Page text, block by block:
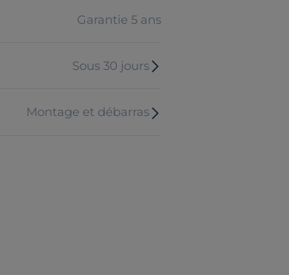
Garantie 5 ans
Sous 30 jours
Montage et débarras